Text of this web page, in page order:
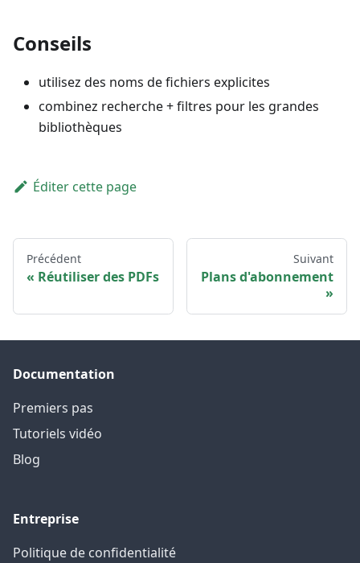
Conseils
utilisez des noms de fichiers explicites
combinez recherche + filtres pour les grandes
bibliothèques
Éditer cette page
Précédent
Réutiliser des PDFs
Suivant
Plans d'abonnement
Documentation
Premiers pas
Tutoriels vidéo
Blog
Entreprise
Politique de confidentialité